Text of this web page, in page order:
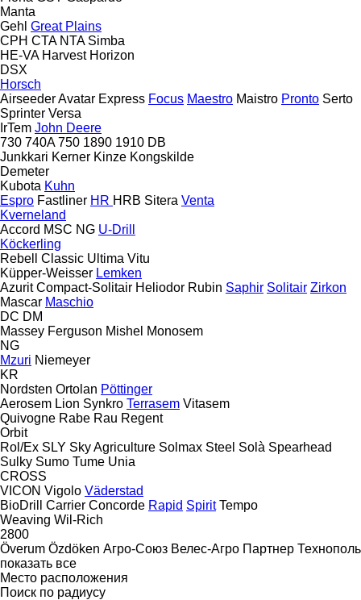
Manta
Gehl Great Plains
CPH CTA NTA Simba
HE-VA Harvest Horizon
DSX
Horsch
AirseederAvatar Express Focus Maestro Maistro Pronto Serto
Sprinter Versa
IrTem John Deere
730 740A 750 1890 1910 DB
Junkkari Kerner Kinze Kongskilde
Demeter
Kubota Kuhn
Espro Fastliner HR HRB Sitera Venta
Kverneland
Accord MSC NG U-Drill
Köckerling
Rebell Classic Ultima Vitu
Küpper-Weisser Lemken
Azurit Compact-Solitair Heliodor Rubin Saphir Solitair Zirkon
Mascar Maschio
DC DM
Massey Ferguson Mishel Monosem
NG
Mzuri Niemeyer
KR
Nordsten Ortolan Pöttinger
Aerosem Lion Synkro Terrasem Vitasem
Quivogne Rabe Rau Regent
Orbit
Rol/Ex SLY Sky Agriculture Solmax Steel Solà Spearhead
Sulky Sumo Tume Unia
CROSS
VICON Vigolo Väderstad
BioDrill
Carrier Concorde Rapid Spirit Tempo
Weaving Wil-Rich
2800
Överum Özdöken Агро-Союз Велес-Агро Партнер Технополь
показать все
Место расположения
Поиск по радиусу